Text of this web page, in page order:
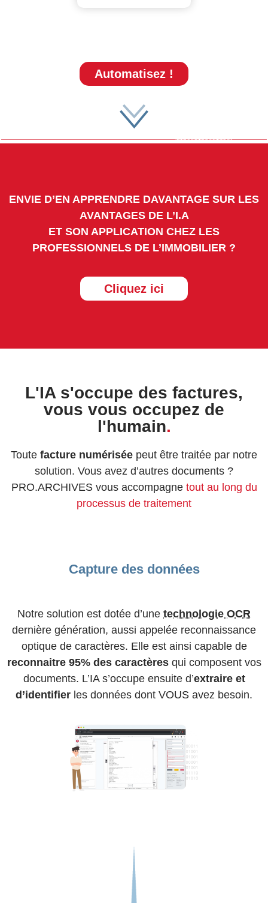
Automatisez !
ENVIE D’EN APPRENDRE DAVANTAGE SUR LES
AVANTAGES DE L’I.A
ET SON APPLICATION CHEZ LES
PROFESSIONNELS DE L’IMMOBILIER ?
Cliquez ici
L'IA s'occupe des factures,
vous vous occupez de
l'humain.
Toute facture numérisée peut être traitée par notre
solution. Vous avez d’autres documents ?
PRO.ARCHIVES vous accompagnetout au long du
processus de traitement
Capture des données
Notre solution est dotée d’une technologie OCR
dernière génération, aussi appelée reconnaissance
optique de caractères. Elle est ainsi capable de
reconnaitre 95% des caractèresqui composent vos
documents. L’IA s’occupe ensuite d’extraire et
d’identifier les données dont VOUS avez besoin.